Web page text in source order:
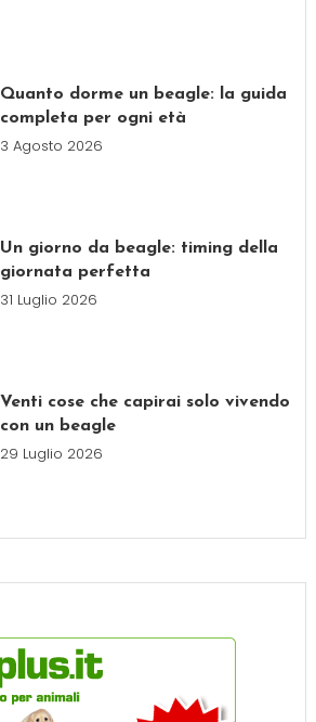
Quanto dorme un beagle: la guida
completa per ogni età
3 Agosto 2026
Un giorno da beagle: timing della
giornata perfetta
31 Luglio 2026
Venti cose che capirai solo vivendo
con un beagle
29 Luglio 2026